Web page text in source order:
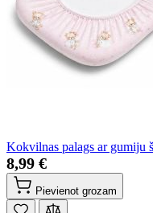
Kokvilnas palags ar gumiju
8,99 €
Pievienot grozam